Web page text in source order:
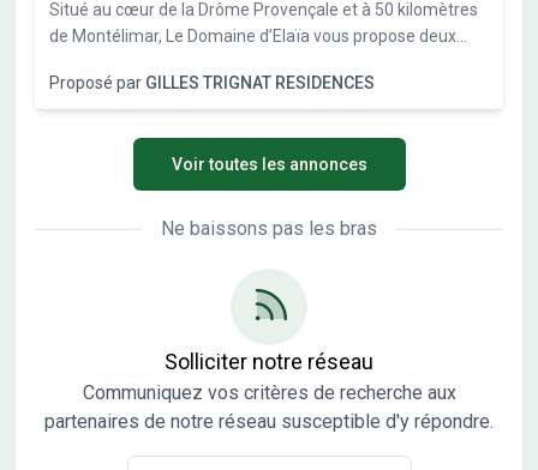
Situé au cœur de la Drôme Provençale et à 50 kilomètres
de Montélimar, Le Domaine d’Elaïa vous propose deux
microclimat de Nyons et de cet environnement verdoyant
au pied du Parc Naturel Régional des Baronnies
Provençales ! Ces 2 terrains sont viabilisés & libres de
Proposé par GILLES TRIGNAT RESIDENCES
Voir toutes les annonces
Ne baissons pas les bras
Solliciter notre réseau
Communiquez vos critères de recherche aux
partenaires de notre réseau susceptible d'y répondre.